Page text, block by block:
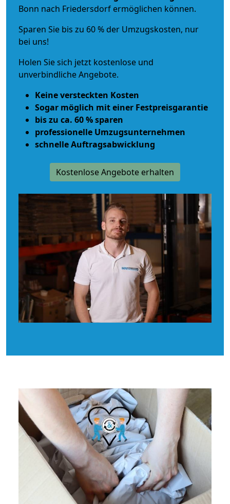
Bonn nach Friedersdorf ermöglichen können.
Sparen Sie bis zu 60 % der Umzugskosten, nur
bei uns!
Holen Sie sich jetzt kostenlose und
unverbindliche Angebote.
Keine versteckten Kosten
Sogar möglich mit einer Festpreisgarantie
bis zu ca. 60 % sparen
professionelle Umzugsunternehmen
schnelle Auftragsabwicklung
Kostenlose Angebote erhalten